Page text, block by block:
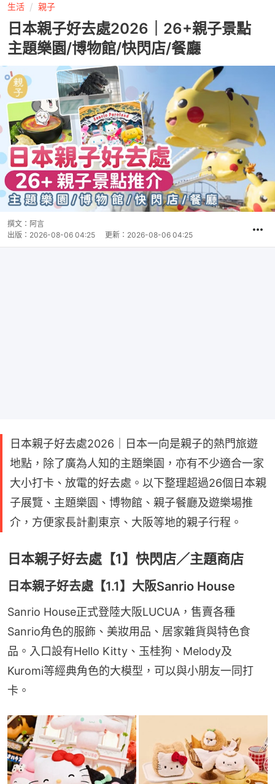
生活 親子
日本親子好去處2026｜26+親子景點
主題樂園/博物館/快閃店/餐廳
撰文： 阿言
出版： 2026-08-06 04:25 更新： 2026-08-06 04:25
日本親子好去處2026｜日本一向是親子的熱門旅遊
地點，除了廣為人知的主題樂園，亦有不少適合一家
大小打卡、放電的好去處。以下整理超過26個日本親
子展覽、主題樂園、博物館、親子餐廳及遊樂場推
介，方便家長計劃東京、大阪等地的親子行程。
日本親子好去處【1】快閃店／主題商店
日本親子好去處【1.1】大阪Sanrio House
Sanrio House正式登陸大阪LUCUA，售賣各種
Sanrio角色的服飾、美妝用品、居家雜貨與特色食
品。入口設有Hello Kitty、玉桂狗、Melody及
Kuromi等經典角色的大模型，可以與小朋友一同打
卡。